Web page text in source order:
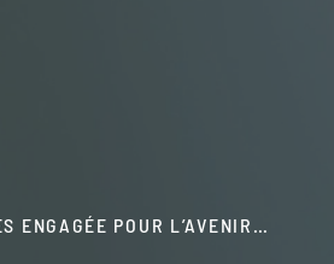
ENGAGÉE POUR L’AVENIR…